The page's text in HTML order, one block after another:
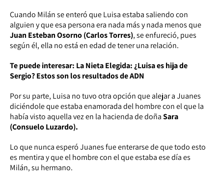
Cuando Milán se enteró que Luisa estaba saliendo con
alguien y que esa persona era nada más y nada menos que
Juan Esteban Osorno (Carlos Torres), se enfureció, pues
según él, ella no está en edad de tener una relación.
Te puede interesar: La Nieta Elegida: ¿Luisa es hija de
Sergio? Estos son los resultados de ADN
Por su parte, Luisa no tuvo otra opción que alejar a Juanes
diciéndole que estaba enamorada del hombre con el que la
había visto aquella vez en la hacienda de doñaSara
(Consuelo Luzardo).
Lo que nunca esperó Juanes fue enterarse de que todo esto
es mentira y que el hombre con el que estaba ese día es
Milán, su hermano.